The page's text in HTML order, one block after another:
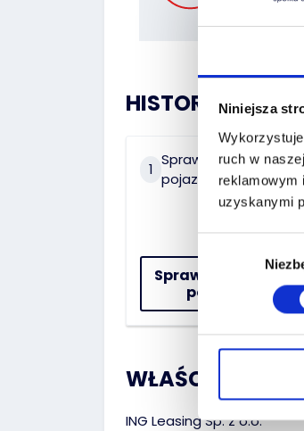
Niniejsza
ruch w
reklamowym
uzyskanymi
HISTORIA
1
Sprawdź historię
pojazdu
Sprawdź historię
pojazdu
WŁAŚCICIEL :
ING Leasing Sp. z o.o.